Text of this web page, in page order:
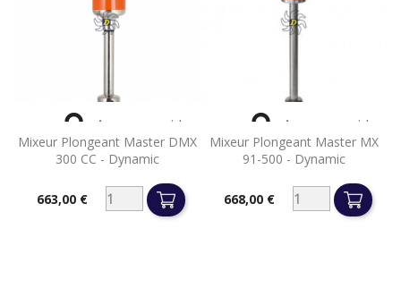
Mixeur Plongeant Master DMX
300 CC - Dynamic
Prix663,00 €
 Aperçu rapide
Mixeur Plongeant Master MX
91-500 - Dynamic
Prix668,00 €
 Aperçu rapide